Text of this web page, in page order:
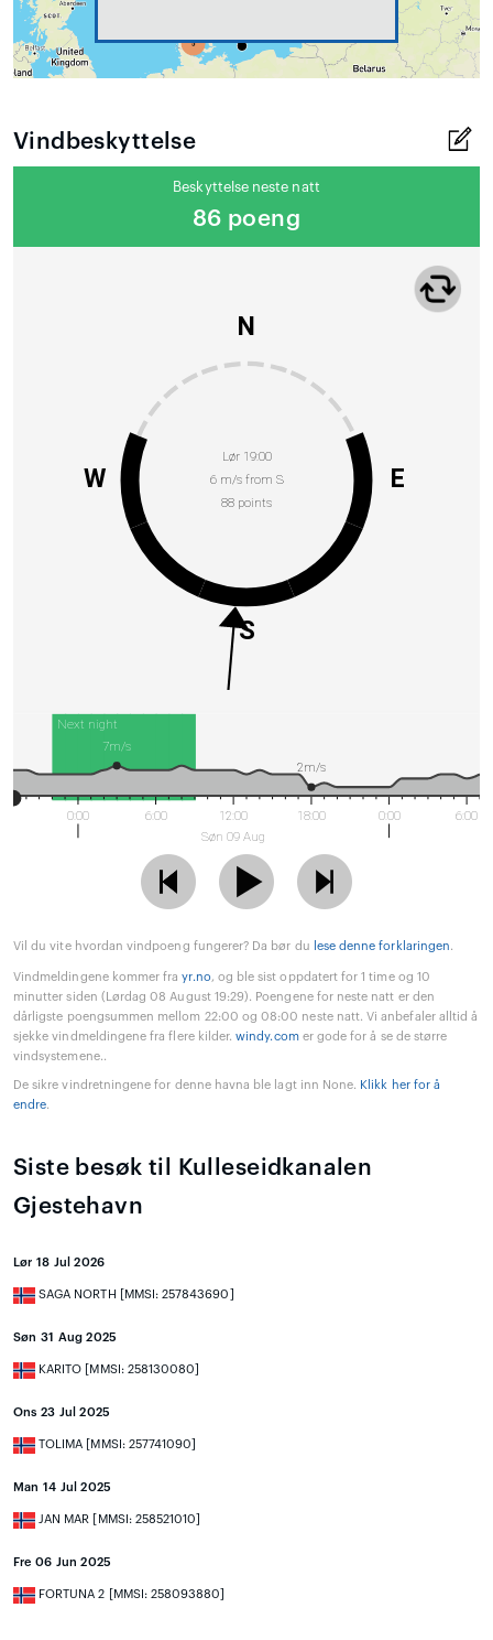
Vindbeskyttelse
Beskyttelse neste natt
86 poeng
Lør 19:00
6 m/s from S
88 points
N
E
S
W
Next night
0:00 6:00
12:00
Søn 09 Aug
18:00 0:00 6:00
7m/s
2m/s
Vil du vite hvordan vindpoeng fungerer? Da bør du lese denne forklaringen.
Vindmeldingene kommer frayr.no, og ble sist oppdatert for 1 time og 10
minutter siden (Lørdag 08 August 19:29). Poengene for neste natt er den
dårligste poengsummen mellom 22:00 og 08:00 neste natt. Vi anbefaler alltid å
sjekke vindmeldingene fra flere kilder.windy.comer gode for å se de større
vindsystemene..
De sikre vindretningene for denne havna ble lagt inn None. Klikk her for å
endre.
Siste besøk til Kulleseidkanalen
Gjestehavn
Lør 18 Jul 2026
SAGA NORTH [MMSI: 257843690]
Søn 31 Aug 2025
KARITO [MMSI: 258130080]
Ons 23 Jul 2025
TOLIMA [MMSI: 257741090]
Man 14 Jul 2025
JAN MAR [MMSI: 258521010]
Fre 06 Jun 2025
FORTUNA 2 [MMSI: 258093880]